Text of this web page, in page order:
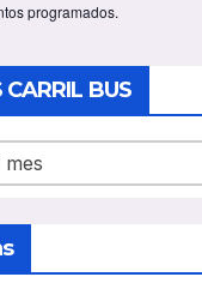
programados.
BUS